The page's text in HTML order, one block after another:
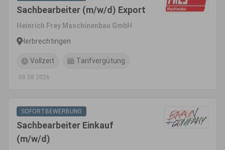
Sachbearbeiter (m/w/d) Export
Heinrich Frey Maschinenbau GmbH
Herbrechtingen
Vollzeit Tarifvergütung
08.08.2026
SOFORTBEWERBUNG
Sachbearbeiter Einkauf
(m/w/d)